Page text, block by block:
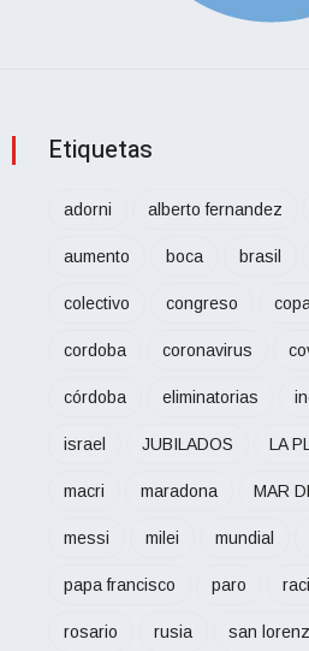
Etiquetas
adorni alberto fernandez
aumento boca brasil
colectivo congreso
cordoba coronavirus
córdoba eliminatorias
israel JUBILADOS LA
macri maradona MAR
messi milei mundial
papa francisco paro
rosario rusia san